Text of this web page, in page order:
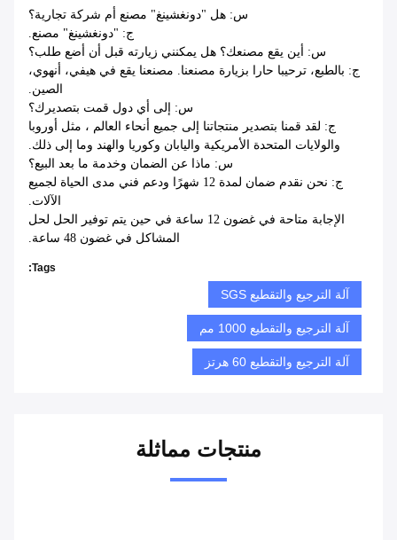
س: هل "دونغشينغ" مصنع أم شركة تجارية؟
ج: "دونغشينغ" مصنع.
س: أين يقع مصنعك؟ هل يمكنني زيارته قبل أن أضع طلب؟
ج: بالطبع، ترحيبا حارا بزيارة مصنعنا. مصنعنا يقع في هيفي، أنهوي،
الصين.
س: إلى أي دول قمت بتصديرك؟
ج: لقد قمنا بتصدير منتجاتنا إلى جميع أنحاء العالم ، مثل أوروبا
والولايات المتحدة الأمريكية واليابان وكوريا والهند وما إلى ذلك.
س: ماذا عن الضمان وخدمة ما بعد البيع؟
ج: نحن نقدم ضمان لمدة 12 شهرًا ودعم فني مدى الحياة لجميع
الآلات.
الإجابة متاحة في غضون 12 ساعة في حين يتم توفير الحل لحل
آلة الترجيع والتقطيع SGS
آلة الترجيع والتقطيع 1000 مم
آلة الترجيع والتقطيع 60 هرتز
منتجات مماثلة